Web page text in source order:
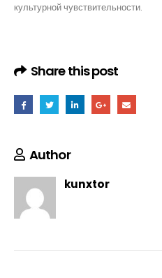
культурной чувствительности.
Share this post
Author
kunxtor